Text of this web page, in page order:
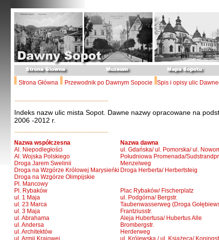
Strona Główna Przewodnik po Dawnym Sopocie Spis i opisy ulic
Indeks nazw ulic mista Sopot. Dawne nazwy opracowane na
2006 -2012 r.
Nazwa współczesna
Nazwa dawna
Al. Niepodległości
ul. Gdańska/ ul. Pomorska/ ul.
Al. Wojska Polskiego
Południowa Promenada/
Droga Jarem Swelinii
Menzelweg
Droga na Wzgórze Królowej Marysieńki Droga Herberta/ Herbertsteig
Droga na Wzgórze Olimpijskie
Pl. Mancowy
Pl. Rybaków
Plac Rybaków/ Fischerplatz
ul. 1 Maja
ul. Podgórna/ Bergstr.
ul. 23 Marca
Taubenwasserweg (Droga
ul. 3 Maja
Frantziusstr.
ul. Abrahama
Aleja Hubertusa/ Hubertus Alle
ul. Andersa
Brombergstr.
ul. Architektów
Herderweg
ul. Armii Krajowej
ul. Królewska / ul. Książęca/